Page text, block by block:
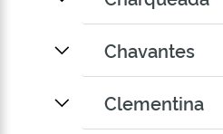
Chavantes
Clementina